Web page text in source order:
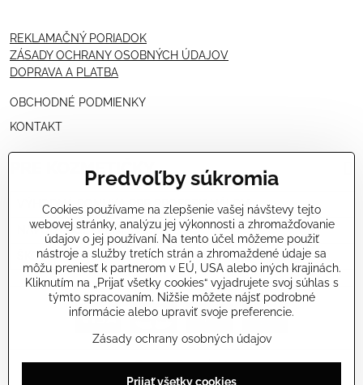
REKLAMAČNÝ PORIADOK
ZÁSADY OCHRANY OSOBNÝCH ÚDAJOV
DOPRAVA A PLATBA
OBCHODNÉ PODMIENKY
KONTAKT
PRE KOZMETIČKY
VÝHODNÁ PONUKA PRE PROFESIONÁLOV
NÁVODY OŠETRENÍ - VIDEÁ
ŠKOLENIE KOZMETIČIEK V TALIANSKU
©2026Copyright
Predvoľby súkromiaZásady ochrany osobných údajov
Predvoľby súkromia
Cookies používame na zlepšenie vašej návštevy tejto
webovej stránky, analýzu jej výkonnosti a zhromažďovanie
údajov o jej používaní. Na tento účel môžeme použiť
nástroje a služby tretích strán a zhromaždené údaje sa
môžu preniesť k partnerom v EÚ, USA alebo iných krajinách.
Kliknutím na „Prijať všetky cookies“ vyjadrujete svoj súhlas s
týmto spracovaním. Nižšie môžete nájsť podrobné
informácie alebo upraviť svoje preferencie.
Zásady ochrany osobných údajov
Prijať všetky cookies